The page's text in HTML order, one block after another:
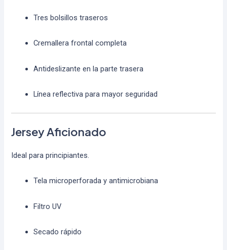
Tres bolsillos traseros
Cremallera frontal completa
Antideslizante en la parte trasera
Línea reflectiva para mayor seguridad
Jersey Aficionado
Ideal para principiantes.
Tela microperforada y antimicrobiana
Filtro UV
Secado rápido